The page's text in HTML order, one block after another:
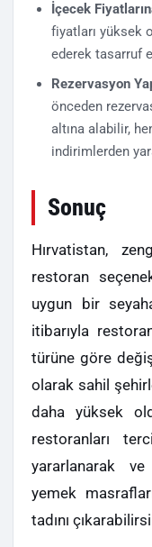
İçecek
fiyatları yüksek
ederek tasarruf
Rezervasyon
önceden
altına alabilir,
indirimlerden
Sonuç
Hırvatistan,
restoran
uygun bir
itibarıyla
türüne göre
olarak sahil
daha yüksek
restoranları
yararlanarak
yemek
tadını